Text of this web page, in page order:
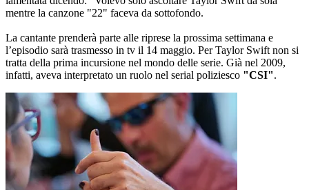
mentre la canzone "22" faceva da sottofondo.
La cantante prenderà parte alle riprese la prossima settimana e
l’episodio sarà trasmesso in tv il 14 maggio. Per Taylor Swift non si
tratta della prima incursione nel mondo delle serie. Già nel 2009,
infatti, aveva interpretato un ruolo nel serial poliziesco "CSI".